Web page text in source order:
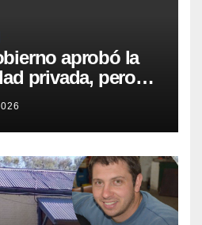
aprobó la
privada, pero
otro capítulo